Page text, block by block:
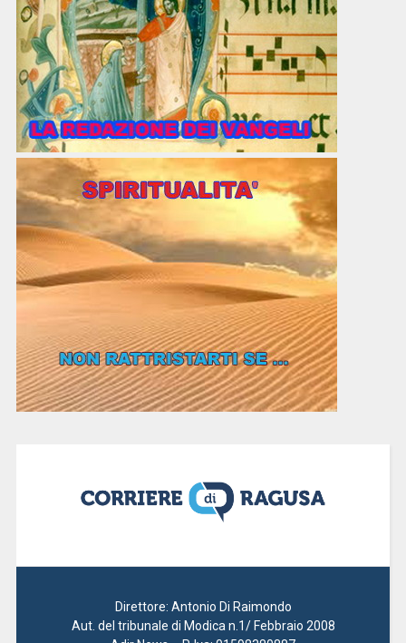
Direttore: Antonio Di Raimondo
Aut. del tribunale di Modica n.1/ Febbraio 2008